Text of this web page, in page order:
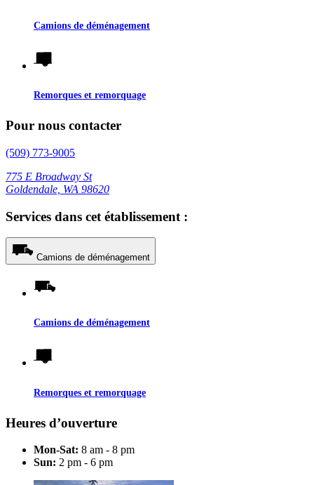
Camions de déménagement
Remorques et remorquage
Pour nous contacter
(509) 773-9005
775 E Broadway St
Goldendale, WA 98620
Services dans cet établissement :
Camions de déménagement
Camions de déménagement
Remorques et remorquage
Heures d’ouverture
Mon-Sat: 8 am - 8 pm
Sun: 2 pm - 6 pm